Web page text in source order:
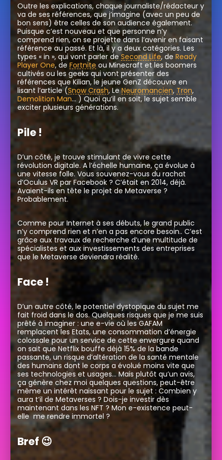
Outre les explications, chaque journaliste/rédacteur y
va de ses références, que j’imagine (avec un peu de
bon sens) être celles de son audience également.
Puisque c’est nouveau et que personne n’y
comprend rien, on se projette dans l’avenir en faisant
référence au passé. Et là, il y a deux catégories. Les
types « in », qui vont parler deSecond Life, de Ready
Player One, de Fortnite ou Minecraft et les boomers
cultivés ou les geeks qui vont présenter des
références que Kilian, le jeune GenZ découvre en
lisant l’article (Snow Crash, LeNeuromancien, Tron,
Demolition Man… ) Quoi qu’il en soit, le sujet semble
exciter plusieurs générations.
Pile !
D’un côté, je trouve stimulant de vivre cette
révolution digitale. A l’échelle humaine, ça évolue à
une vitesse folle. Vous souvenez-vous du rachat
d’Oculus VR par Facebook ? C’était en 2014, déjà.
Avaient-ils en tête le projet de Metaverse ?
Probablement.
Comme pour Internet à ses débuts, le grand public
n’y comprend rien et n’en a pas encore besoin.. C’est
grâce aux travaux de recherche d’une multitude de
spécialistes et aux investissements des entreprises
que le Metaverse deviendra réalité.
Face !
D’un autre côté, le potentiel dystopique du sujet me
fait froid dans le dos. Quelques risques que je me suis
prêté à imaginer : une e-vie où les GAFAM
remplacent les Etats, une consommation d’énergie
colossale pour un service de cette envergure quand
on sait que Netflix bouffe déjà 15% de la bande
passante, un risque d’altération de la santé mentale
des humains dont le corps a évolué moins vite que
ses technologies et usages… Mais plutôt qu’un avis,
ça génère chez moi quelques questions, peut-être
même un intérêt naissant pour le sujet : Combien y
aura t’il de Metaverses ? Dois-je investir dès
maintenant dans les NFT ? Mon e-existence peut-
elle me rendre immortel ?
Bref 😉